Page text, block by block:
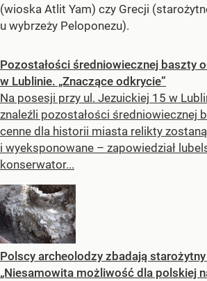
(wioska Atlit Yam) czy Grecji
u wybrzeży Peloponezu).
Pozostałości średniowiecznej baszty
w Lublinie. „Znaczące odkrycie”
Na posesji przy ul. Jezuickiej 15 w
znaleźli pozostałości średniowiecznej
cenne dla historii miasta relikty
i wyeksponowane – zapowiedział
konserwator...
Polscy archeolodzy zbadają
„Niesamowita możliwość dla polskiej